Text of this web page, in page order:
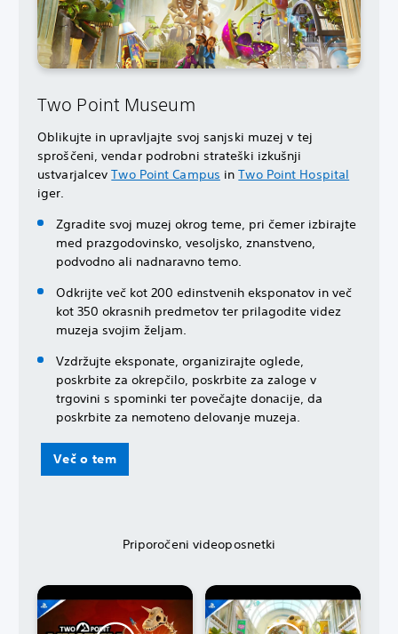
Two Point Museum
Oblikujte in upravljajte svoj sanjski muzej v tej
sproščeni, vendar podrobni strateški izkušnji
ustvarjalcevTwo Point Campus inTwo Point Hospital
iger.
Zgradite svoj muzej okrog teme, pri čemer izbirajte
med prazgodovinsko, vesoljsko, znanstveno,
podvodno ali nadnaravno temo.
Odkrijte več kot 200 edinstvenih eksponatov in več
kot 350 okrasnih predmetov ter prilagodite videz
muzeja svojim željam.
Vzdržujte eksponate, organizirajte oglede,
poskrbite za okrepčilo, poskrbite za zaloge v
trgovini s spominki ter povečajte donacije, da
poskrbite za nemoteno delovanje muzeja.
Več o tem
Priporočeni videoposnetki